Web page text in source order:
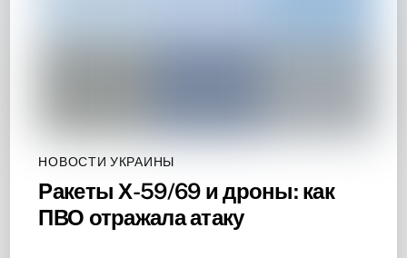
НОВОСТИ УКРАИНЫ
Ракеты Х-59/69 и дроны: как
ПВО отражала атаку